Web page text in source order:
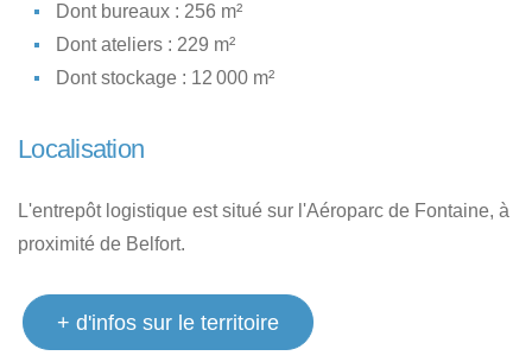
Dont bureaux : 256 m²
Dont ateliers : 229 m²
Dont stockage : 12 000 m²
Localisation
L'entrepôt logistique est situé sur l'Aéroparc de Fontaine, à
proximité de Belfort.
+ d'infos sur le territoire